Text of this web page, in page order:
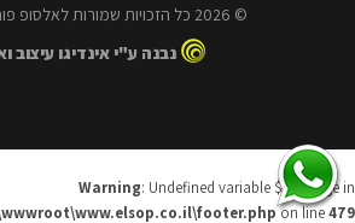
© 2026 כל הזכויות שמורות לאלסופ פונטיסופ בע"מ
נבנה ע"י אינדיגו עיצוב
Warning: Undefined variable $message in
on line479